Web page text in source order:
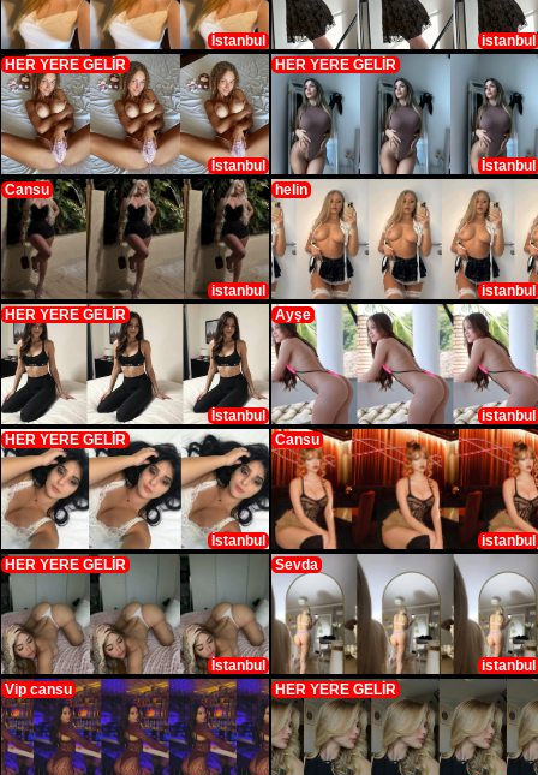
İstanbul
istanbul
HER YERE GELİR
İstanbul
HER YERE GELİR
İstanbul
Cansu
istanbul
helin
istanbul
HER YERE GELİR
İstanbul
Ayşe
istanbul
HER YERE GELİR
İstanbul
Cansu
istanbul
HER YERE GELİR
İstanbul
Sevda
istanbul
Vip cansu
HER YERE GELİR